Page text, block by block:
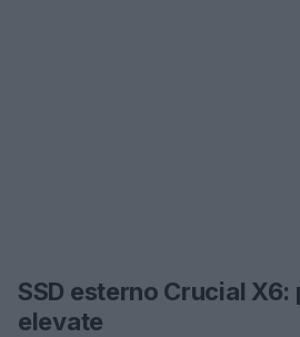
SSD esterno Crucial
elevate